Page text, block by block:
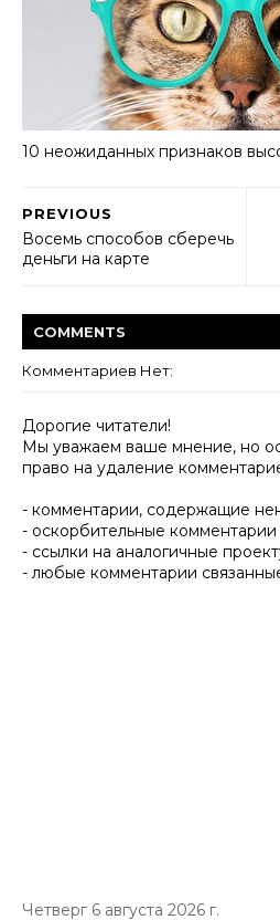
10 неожиданных признаков
PREVIOUS
Восемь способов сберечь
деньги на карте
COMMENTS
Комментариев Нет:
Дорогие читатели!
Мы уважаем ваше мнение, но
право на удаление
- комментарии, содержащие
- оскорбительные комментарии
- ссылки на аналогичные
- любые комментарии
Четверг 6 августа 2026 г.